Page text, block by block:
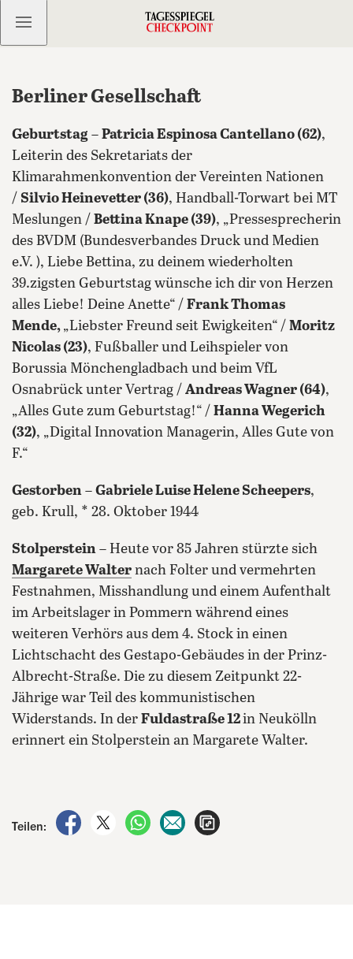
Kostenlos anmelden
Berliner Gesellschaft
Geburtstag – Patricia Espinosa Cantellano (62),
Leiterin des Sekretariats der
Klimarahmenkonvention der Vereinten Nationen
/ Silvio Heinevetter (36), Handball-Torwart bei MT
Meslungen / Bettina Knape (39), „Pressesprecherin
des BVDM (Bundesverbandes Druck und Medien
e.V. ), Liebe Bettina, zu deinem wiederholten
39.zigsten Geburtstag wünsche ich dir von Herzen
alles Liebe! Deine Anette“ / Frank Thomas
Mende, „Liebster Freund seit Ewigkeiten“ / Moritz
Nicolas (23), Fußballer und Leihspieler von
Borussia Mönchengladbach und beim VfL
Osnabrück unter Vertrag / Andreas Wagner (64),
„Alles Gute zum Geburtstag!“ / Hanna Wegerich
(32), „Digital Innovation Managerin, Alles Gute von
F.“
Gestorben – Gabriele Luise Helene Scheepers,
geb. Krull, * 28. Oktober 1944
Stolperstein – Heute vor 85 Jahren stürzte sich
Margarete Walter nach Folter und vermehrten
Festnahmen, Misshandlung und einem Aufenthalt
im Arbeitslager in Pommern während eines
weiteren Verhörs aus dem 4. Stock in einen
Lichtschacht des Gestapo-Gebäudes in der Prinz-
Albrecht-Straße. Die zu diesem Zeitpunkt 22-
Jährige war Teil des kommunistischen
Widerstands. In der Fuldastraße 12in Neukölln
erinnert ein Stolperstein an Margarete Walter.
Teilen:
auf Facebook teilen
auf X teilenper WhatsApp teilen
per E-Mail teilen